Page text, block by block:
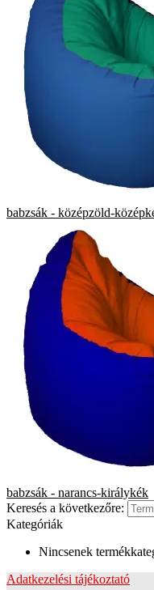
babzsák - középzöld-
babzsák - narancs-királykék
Keresés a következőre:
Kategóriák
Nincsenek
Adatkezelési tájékoztató